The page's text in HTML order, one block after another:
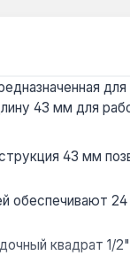
43 мм для
43 мм
обеспечивают
квадрат 1/